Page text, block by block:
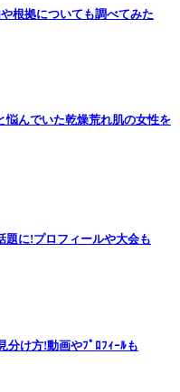
根拠についても調べてみた
悩んでいた乾燥荒れ肌の女性を
題に!プロフィールや大会も
分け方!動画やﾌﾟﾛﾌｨｰﾙも